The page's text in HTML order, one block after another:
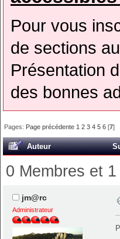
Pour vous
de sections
Présentation
des bonnes
Pages: Page précédente 1 2 3 4 5 6 [7]
Auteur
0 Membres et
jm@rc
Administrateur